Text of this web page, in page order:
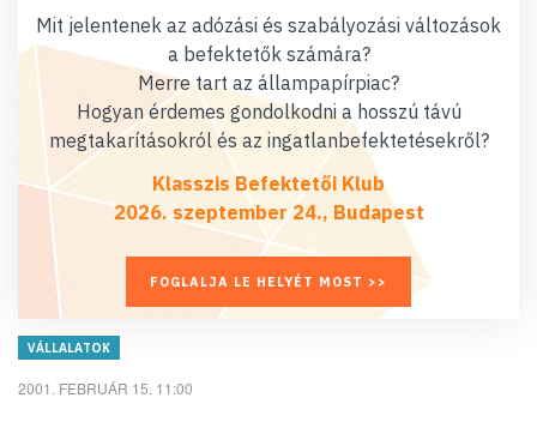
Mit jelentenek az adózási és szabályozási változások
a befektetők számára?
Merre tart az állampapírpiac?
Hogyan érdemes gondolkodni a hosszú távú
megtakarításokról és az ingatlanbefektetésekről?
Klasszis Befektetői Klub
2026. szeptember 24., Budapest
FOGLALJA LE HELYÉT MOST >>
VÁLLALATOK
2001. FEBRUÁR 15. 11:00